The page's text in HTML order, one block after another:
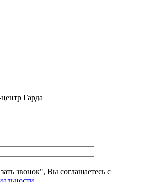
Гарда
звонок", Вы соглашаетесь с